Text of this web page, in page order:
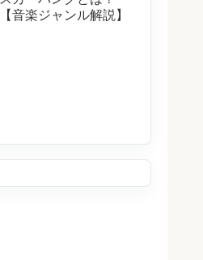
【音楽ジャンル解説】